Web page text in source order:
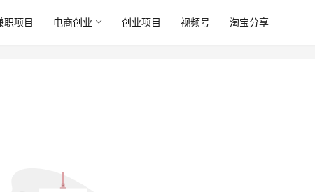
职项目 电商创业 创业项目 视频号 淘宝分享